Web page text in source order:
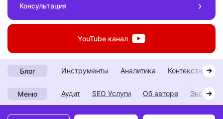
Консультация
YouTube канал
Блог инструменты аналитика контекстная
Меню Аудит SEO Услуги Об авторе